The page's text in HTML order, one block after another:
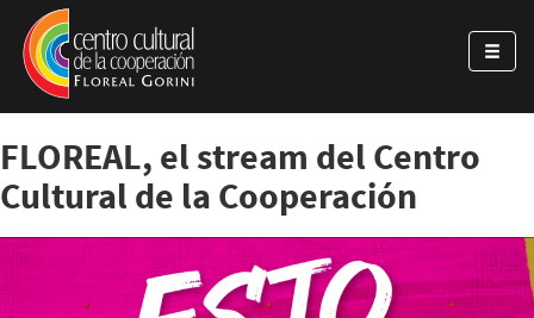
Pasar al contenido principal
Jump to main content
FLOREAL, el stream del Centro
Cultural de la Cooperación